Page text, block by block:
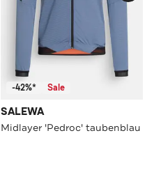
-42%* Sale
SALEWA
Midlayer 'Pedroc' taubenblau